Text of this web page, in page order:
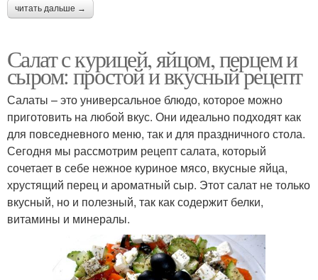
читать дальше →
Салат с курицей, яйцом, перцем и
сыром: простой и вкусный рецепт
Салаты – это универсальное блюдо, которое можно
приготовить на любой вкус. Они идеально подходят как
для повседневного меню, так и для праздничного стола.
Сегодня мы рассмотрим рецепт салата, который
сочетает в себе нежное куриное мясо, вкусные яйца,
хрустящий перец и ароматный сыр. Этот салат не только
вкусный, но и полезный, так как содержит белки,
витамины и минералы.